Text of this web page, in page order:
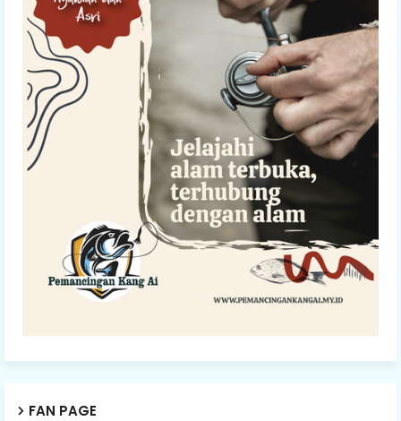
FAN PAGE